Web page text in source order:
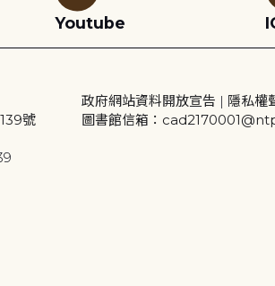
Youtube
號
政府網站資料開放宣告 | 隱私權
圖書館信箱：